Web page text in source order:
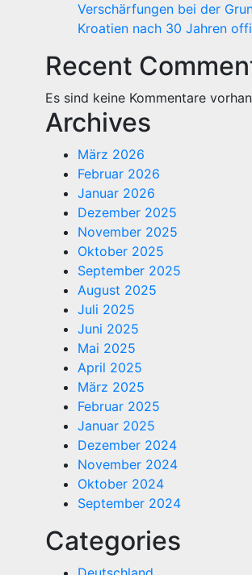
Verschärfungen bei der
Kroatien nach 30 Jahren
Recent
Es sind keine Kommentare
Archives
März 2026
Februar 2026
Januar 2026
Dezember 2025
November 2025
Oktober 2025
September 2025
August 2025
Juli 2025
Juni 2025
Mai 2025
April 2025
März 2025
Februar 2025
Januar 2025
Dezember 2024
November 2024
Oktober 2024
September 2024
Categories